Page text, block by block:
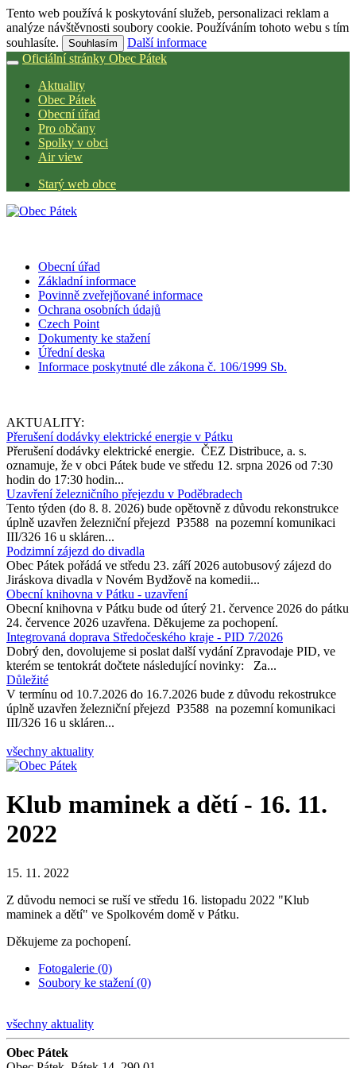
Tento web používá k poskytování služeb, personalizaci reklam a
analýze návštěvnosti soubory cookie. Používáním tohoto webu s tím
souhlasíte.
Souhlasím
Další informace
Oficiální stránky Obec Pátek
Aktuality
Obec Pátek
Obecní úřad
Pro občany
Spolky v obci
Air view
Starý web obce
Obecní úřad
Základní informace
Povinně zveřejňované informace
Ochrana osobních údajů
Czech Point
Dokumenty ke stažení
Úřední deska
Informace poskytnuté dle zákona č. 106/1999 Sb.
AKTUALITY:
Přerušení dodávky elektrické energie v Pátku
Přerušení dodávky elektrické energie. ČEZ Distribuce, a. s.
oznamuje, že v obci Pátek bude ve středu 12. srpna 2026 od 7:30
hodin do 17:30 hodin...
Uzavření železničního přejezdu v Poděbradech
Tento týden (do 8. 8. 2026) bude opětovně z důvodu rekonstrukce
úplně uzavřen železniční přejezd P3588 na pozemní komunikaci
III/326 16 u skláren...
Podzimní zájezd do divadla
Obec Pátek pořádá ve středu 23. září 2026 autobusový zájezd do
Jiráskova divadla v Novém Bydžově na komedii...
Obecní knihovna v Pátku - uzavření
Obecní knihovna v Pátku bude od úterý 21. července 2026 do pátku
24. července 2026 uzavřena. Děkujeme za pochopení.
Integrovaná doprava Středočeského kraje - PID 7/2026
Dobrý den, dovolujeme si poslat další vydání Zpravodaje PID, ve
kterém se tentokrát dočtete následující novinky: Za...
Důležité
V termínu od 10.7.2026 do 16.7.2026 bude z důvodu rekostrukce
úplně uzavřen železniční přejezd P3588 na pozemní komunikaci
III/326 16 u skláren...
všechny aktuality
Klub maminek a dětí - 16. 11.
2022
15. 11. 2022
Z důvodu nemoci se ruší ve středu 16. listopadu 2022 "Klub
maminek a dětí" ve Spolkovém domě v Pátku.
Děkujeme za pochopení.
Fotogalerie (0)
Soubory ke stažení (0)
všechny aktuality
Obec Pátek